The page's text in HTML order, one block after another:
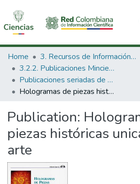
Communities & Collections
All of DSpace
Statistics
Home
3. Recursos de Información Científica y Tecnológica
3.2.2. Publicaciones Minciencias
Publicaciones seriadas de Minciencias
Hologramas de piezas históricas unicas. Física y arte
Publication:
piezas históricas
arte